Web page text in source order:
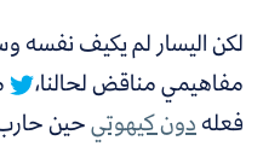
لكناليسار لم يكيف نفسه
مفاهيمي مناقض لحالنا،
فعلهدون كيهوتيحينحارب